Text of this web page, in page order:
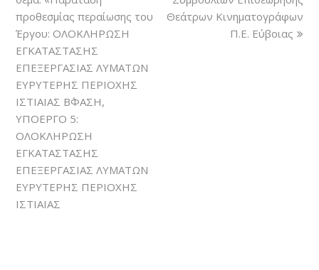
προθεσμίας περαίωσης του
Έργου: ΟΛΟΚΛΗΡΩΣΗ
ΕΓΚΑΤΑΣΤΑΣΗΣ
ΕΠΕΞΕΡΓΑΣΙΑΣ ΛΥΜΑΤΩΝ
ΕΥΡΥΤΕΡΗΣ ΠΕΡΙΟΧΗΣ
ΙΣΤΙΑΙΑΣ Β΄ΦΑΣΗ,
ΥΠΟΕΡΓΟ 5:
ΟΛΟΚΛΗΡΩΣΗ
ΕΓΚΑΤΑΣΤΑΣΗΣ
ΕΠΕΞΕΡΓΑΣΙΑΣ ΛΥΜΑΤΩΝ
ΕΥΡΥΤΕΡΗΣ ΠΕΡΙΟΧΗΣ
ΙΣΤΙΑΙΑΣ
Θεάτρων Κινηματογράφων
Π.Ε. Εύβοιας